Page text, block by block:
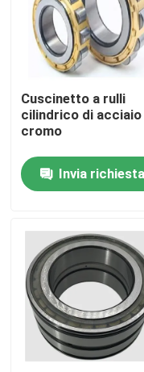
Casa.
Prodotti
Su di noi
Visita alla fabbrica
Controllo della
Cuscinetto a rulli
cilindrico di acciaio
cromo
Invia richiesta